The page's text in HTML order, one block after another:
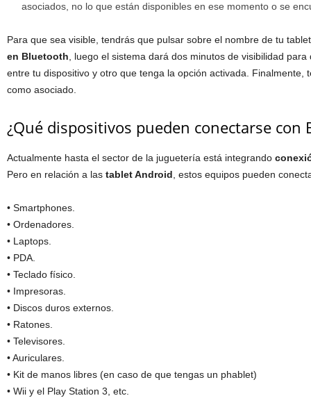
asociados, no lo que están disponibles en ese momento o se
Para que sea visible, tendrás que pulsar sobre el nombre de tu
en Bluetooth , luego el sistema dará dos minutos de visibilidad
entre tu dispositivo y otro que tenga la opción activada. Finalmente,
como asociado.
¿Qué dispositivos pueden conectarse con
Actualmente hasta el sector de la juguetería está integrando
Pero en relación a las tablet Android , estos equipos pueden
• Smartphones.
• Ordenadores.
• Laptops.
• PDA.
• Teclado físico.
• Impresoras.
• Discos duros externos.
• Ratones.
• Televisores.
• Auriculares.
• Kit de manos libres (en caso de que tengas un phablet)
• Wii y el Play Station 3, etc.